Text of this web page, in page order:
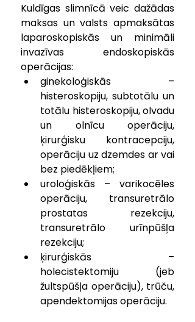
Kuldīgas slimnīcā veic dažādas
maksas un valsts apmaksātas
laparoskopiskās un minimāli
invazīvas endoskopiskās
operācijas:
ginekoloģiskās –
histeroskopiju, subtotālu un
totālu histeroskopiju, olvadu
un olnīcu operāciju,
ķirurģisku kontracepciju,
operāciju uz dzemdes ar vai
bez piedēkļiem;
uroloģiskās – varikocēles
operāciju, transuretrālo
prostatas rezekciju,
transuretrālo urīnpūšļa
rezekciju;
ķirurģiskās –
holecistektomiju (jeb
žultspūšļa operāciju), trūču,
apendektomijas operāciju.